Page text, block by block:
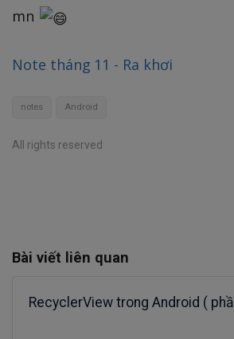
mn
Note tháng 11 - Ra khơi
notes Android
All rights reserved
Bài viết liên quan
RecyclerView trong Android (